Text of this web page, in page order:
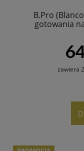
B.Pro
gotowania
zawiera